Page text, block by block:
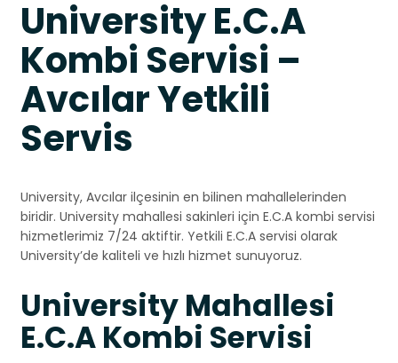
University E.C.A
Kombi Servisi –
Avcılar Yetkili
Servis
University, Avcılar ilçesinin en bilinen mahallelerinden
biridir. University mahallesi sakinleri için E.C.A kombi servisi
hizmetlerimiz 7/24 aktiftir. Yetkili E.C.A servisi olarak
University’de kaliteli ve hızlı hizmet sunuyoruz.
University Mahallesi
E.C.A Kombi Servisi